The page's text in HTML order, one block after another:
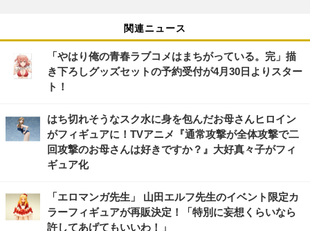
関連ニュース
「やはり俺の青春ラブコメはまちがっている。完」描
き下ろしグッズセットの予約受付が4月30日よりスター
ト！
はち切れそうなスク水に身を包んだお母さんヒロイン
がフィギュアに！TVアニメ『通常攻撃が全体攻撃で二
回攻撃のお母さんは好きですか？』大好真々子がフィ
ギュア化
「エロマンガ先生」 山田エルフ先生のイベント限定カ
ラーフィギュアが再販決定！「特別に妄想くらいなら
許してあげてもいいわ！」